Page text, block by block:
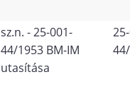
sz.n. - 25-001-
44/1953 BM-IM
utasítása